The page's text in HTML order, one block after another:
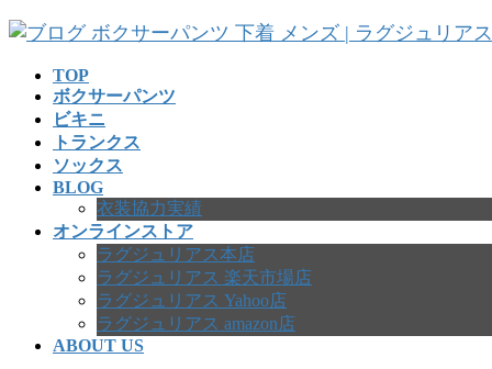
コ
ナ
TOP
ボクサーパンツ
ビキニ
トランクス
ソックス
BLOG
衣装協力実績
オンラインストア
ラグジュリアス本店
ラグジュリアス 楽天市場店
ラグジュリアス Yahoo店
ラグジュリアス amazon店
ABOUT US